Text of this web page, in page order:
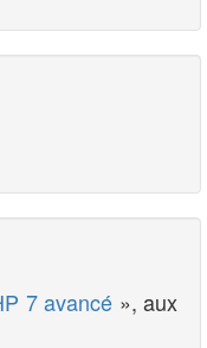
7 avancé », aux